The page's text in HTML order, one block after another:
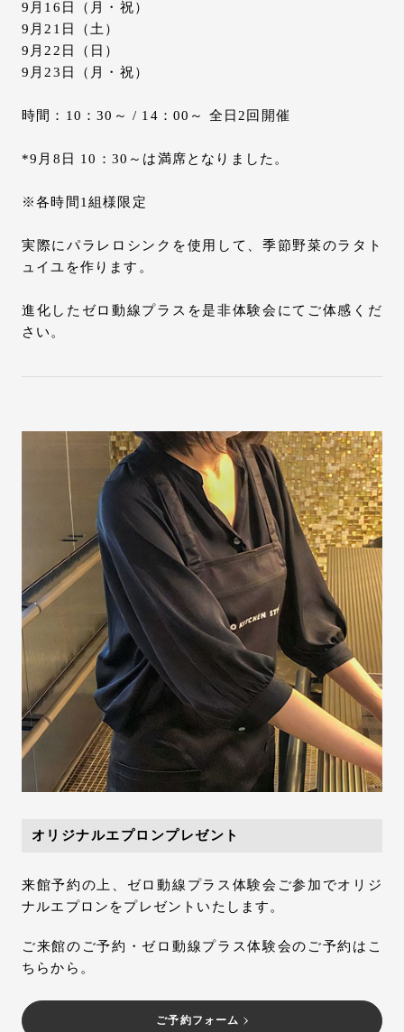
9月16日（月・祝）
9月21日（土）
9月22日（日）
9月23日（月・祝）
時間：10：30～ / 14：00～ 全日2回開催
*9月8日 10：30～は満席となりました。
※各時間1組様限定
実際にパラレロシンクを使用して、季節野菜のラタト
ュイユを作ります。
進化したゼロ動線プラスを是非体験会にてご体感くだ
さい。
オリジナルエプロンプレゼント
来館予約の上、ゼロ動線プラス体験会ご参加でオリジ
ナルエプロンをプレゼントいたします。
ご来館のご予約・ゼロ動線プラス体験会のご予約はこ
ちらから。
ご予約フォーム